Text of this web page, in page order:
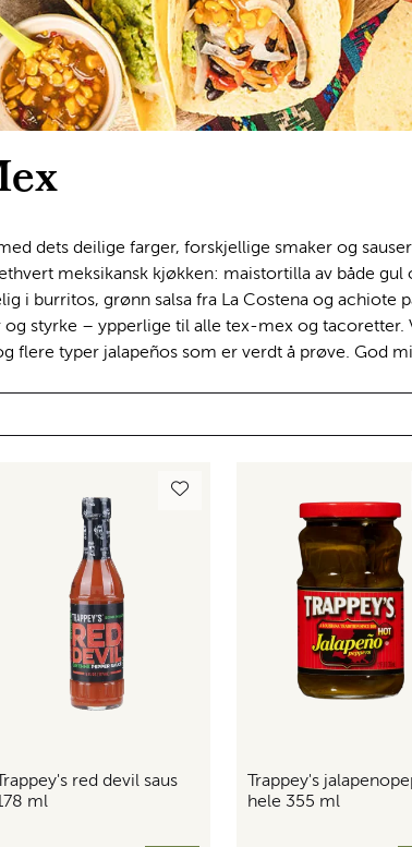
dets deilige farger, forskjellige smaker og
meksikansk kjøkken: maistortilla av både gul
i burritos, grønn salsa fra La Costena og achiote
styrke – ypperlige til alle tex-mex og tacoretter.
flere typer jalapeños som er verdt å prøve. God
Trappey's red devil saus
ml
Trappey's
hele 355 ml